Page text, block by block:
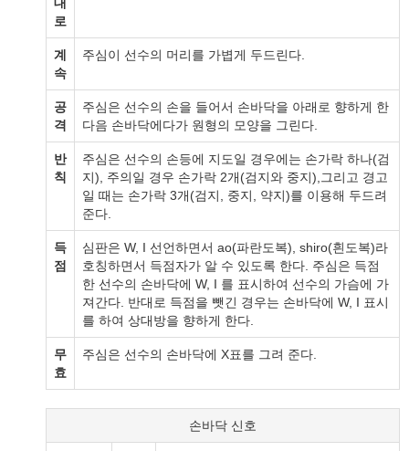
대
로
계
속
주심이 선수의 머리를 가볍게 두드린다.
공
격
주심은 선수의 손을 들어서 손바닥을 아래로 향하게 한
다음 손바닥에다가 원형의 모양을 그린다.
반
칙
주심은 선수의 손등에 지도일 경우에는 손가락 하나(검
지), 주의일 경우 손가락 2개(검지와 중지),그리고 경고
일 때는 손가락 3개(검지, 중지, 약지)를 이용해 두드려
준다.
득
점
심판은 W, I 선언하면서 ao(파란도복), shiro(흰도복)라
호칭하면서 득점자가 알 수 있도록 한다. 주심은 득점
한 선수의 손바닥에 W, I 를 표시하여 선수의 가슴에 가
져간다. 반대로 득점을 뺏긴 경우는 손바닥에 W, I 표시
를 하여 상대방을 향하게 한다.
무
효
주심은 선수의 손바닥에 X표를 그려 준다.
손바닥 신호